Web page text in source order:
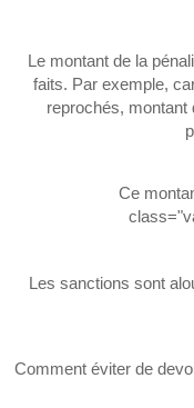
Le montant de la
faits. Par exemple,
reprochés, montant
Ce
Les sanctions sont
Comment éviter de